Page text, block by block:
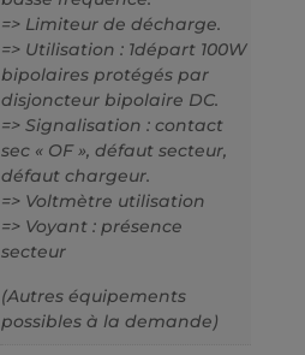
=> Limiteur de décharge.
=> Utilisation : 1départ 100W
bipolaires protégés par
disjoncteur bipolaire DC.
=> Signalisation : contact
sec « OF », défaut secteur,
défaut chargeur.
=> Voltmètre utilisation
=> Voyant : présence
secteur
(Autres équipements
possibles à la demande)